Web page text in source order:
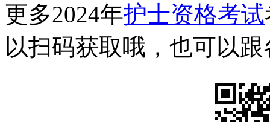
更多2024年护士资格考试
以扫码获取哦，也可以